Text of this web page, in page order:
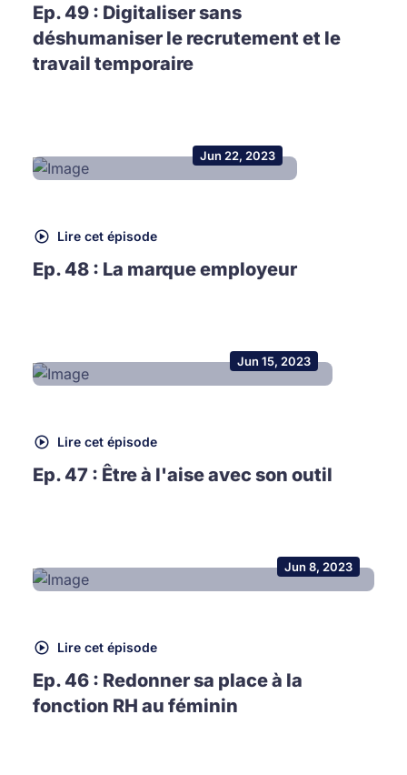
Ep. 49 : Digitaliser sans
déshumaniser le recrutement et le
travail temporaire
Jun 22, 2023
Lire cet épisode
Ep. 48 : La marque employeur
Jun 15, 2023
Lire cet épisode
Ep. 47 : Être à l'aise avec son outil
Jun 8, 2023
Lire cet épisode
Ep. 46 : Redonner sa place à la
fonction RH au féminin